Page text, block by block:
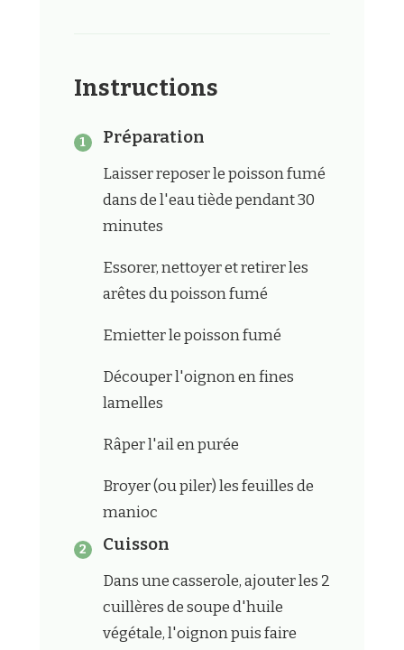
Instructions
Préparation
Laisser reposer le poisson fumé
dans de l'eau tiède pendant 30
minutes
Essorer, nettoyer et retirer les
arêtes du poisson fumé
Emietter le poisson fumé
Découper l'oignon en fines
lamelles
Râper l'ail en purée
Broyer (ou piler) les feuilles de
manioc
Cuisson
Dans une casserole, ajouter les 2
cuillères de soupe d'huile
végétale, l'oignon puis faire